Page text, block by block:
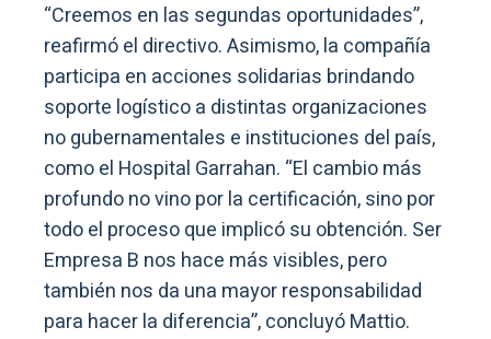
“Creemos en las segundas oportunidades”,
reafirmó el directivo. Asimismo, la compañía
participa en acciones solidarias brindando
soporte logístico a distintas organizaciones
no gubernamentales e instituciones del país,
como el Hospital Garrahan. “El cambio más
profundo no vino por la certificación, sino por
todo el proceso que implicó su obtención. Ser
Empresa B nos hace más visibles, pero
también nos da una mayor responsabilidad
para hacer la diferencia”, concluyó Mattio.